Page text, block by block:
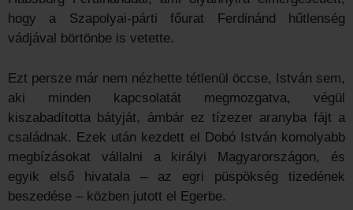
hogy a Szapolyai-párti főurat Ferdinánd hűtlenség
vádjával börtönbe is vetette.
Ezt persze már nem nézhette tétlenül öccse, István sem,
aki minden kapcsolatát megmozgatva, végül
kiszabadította bátyját, ámbár ez tízezer aranyba fájt a
családnak. Ezek után kezdett el Dobó István komolyabb
megbízásokat vállalni a királyi Magyarországon, és
egyik első hivatala – az egri püspökség tizedének
beszedése – közben jutott el Egerbe.